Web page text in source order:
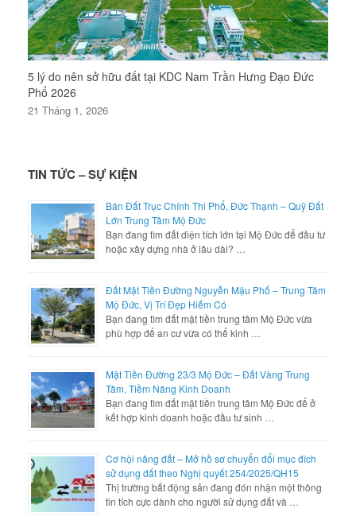
5 lý do nên sở hữu đất tại KDC Nam Trần Hưng Đạo Đức
Phổ 2026
21 Tháng 1, 2026
TIN TỨC – SỰ KIỆN
Bán Đất Trục Chính Thi Phổ, Đức Thạnh – Quỹ Đất
Lớn Trung Tâm Mộ Đức
Bạn đang tìm đất diện tích lớn tại Mộ Đức để đầu tư
hoặc xây dựng nhà ở lâu dài? …
Đất Mặt Tiền Đường Nguyễn Mậu Phố – Trung Tâm
Mộ Đức, Vị Trí Đẹp Hiếm Có
Bạn đang tìm đất mặt tiền trung tâm Mộ Đức vừa
phù hợp để an cư vừa có thể kinh …
Mặt Tiền Đường 23/3 Mộ Đức – Đất Vàng Trung
Tâm, Tiềm Năng Kinh Doanh
Bạn đang tìm đất mặt tiền trung tâm Mộ Đức để ở
kết hợp kinh doanh hoặc đầu tư sinh …
Cơ hội nâng đất – Mở hồ sơ chuyển đổi mục đích
sử dụng đất theo Nghị quyết 254/2025/QH15
Thị trường bất động sản đang đón nhận một thông
tin tích cực dành cho người sử dụng đất và …